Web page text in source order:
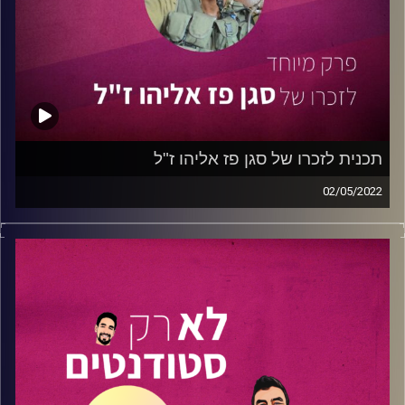
שותף במשרד עו"ד גורניצקי ומנהל
צוות ההיי-טק שמלווה סטראטאפים בתחילת הדרך ולקחו חלק
משמעותי בתמיכה בסטודנטים ובחסות האירוע.
הלינקדין של דן
– מיכאל לביא סולומון –
סמנכ"ל חדשנות ופיתוח עסקי
של Arieli Capital שהוא עצמו היה בוגר של תוכנית מומנטום!
הוא מספר על התהליך ובערך על כל מה שמעניין בעולם
העסקים.
הלינקדין של מיכאל
16:37
–אור מאיר לוי –
מנהל מוצר מוביל ב- ONE ZERO
הבנק הדיגיטלי הראשון. אור מספר לנו על השירות החדשני
והמתקדם שהבנק מביא לשוק, מה הבנק הזה שונה מאחרים
ולמי בכלל מתאים הבנק הזה?
הלינקדין של אור
הלינקדין של אקסלרטור מומנטום:לחצו כאן
תכנית לזכרו של סגן פז אליהו ז"ל
02/05/2022
בפרק זה נביא את סיפורו שלסגן פז אליהוזכרו לברכה.
פז נפל בקרב במבצע "צוק איתן" ביום כ״ה בתמוז
התשע"ד(23.7.2014) .
בעת שפז, מפקד צוות בפלחה״ן צנחנים הניצב בראש חייליו,
ניסה להיכנס לביתו של חשוד ברצועת עזה, הופעל נגד הכח
מטען עוצמתי שהרג אותו. יחד איתו נפלו סמל ראשון שחר
דובר (דאובר) וסמל ראשון לי (ליליק) מט. סמל ראשון שחר